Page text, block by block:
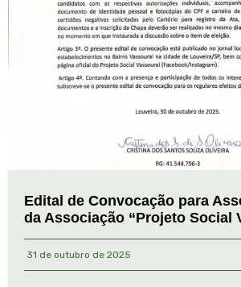
Edital de Convocação para
da Associação “Projeto Social
31 de outubro de 2025